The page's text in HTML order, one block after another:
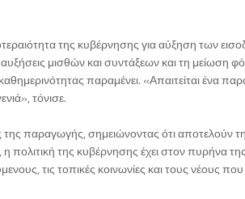
της κυβέρνησης για αύξηση των
μισθών και συντάξεων και τη μείωση
παραμένει. «Απαιτείται ένα
τόνισε.
παραγωγής, σημειώνοντας ότι αποτελούν
πολιτική της κυβέρνησης έχει στον πυρήνα
τις τοπικές κοινωνίες και τους νέους